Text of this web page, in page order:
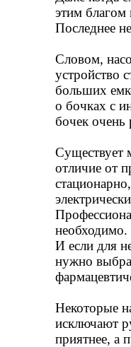
этим благом
Последнее
Словом,
устройство
больших
о бочках с
бочек очень
Существует
отличие от
необходимо.
И если для
нужно
Некоторые
исключают
приятнее, а